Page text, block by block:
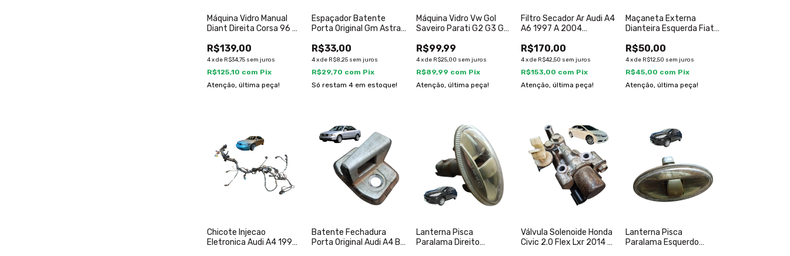
Máquina Vidro Manual
Diant Direita Corsa 96 A
R$139,00
4xde R$34,75 sem juros
R$125,10 com Pix
Atenção, última peça!
Espaçador Batente
Porta Original Gm Astra
R$33,00
4xde R$8,25 sem juros
R$29,70 com Pix
Só restam4 em estoque!
Máquina Vidro Vw Gol
Saveiro Parati G2 G3 Gol
R$99,99
4xde R$25,00 sem juros
R$89,99 com Pix
Atenção, última peça!
Filtro Secador Ar Audi A4
A6 1997 A 2004
R$170,00
4xde R$42,50 sem juros
R$153,00 com Pix
Atenção, última peça!
Maçaneta Externa
Dianteira Esquerda Fiat
R$50,00
4xde R$12,50 sem juros
R$45,00 com Pix
Atenção, última peça!
Chicote Injecao
Eletronica Audi A4 1995
Batente Fechadura
Porta Original Audi A4 B5
Lanterna Pisca
Paralama Direito
Válvula Solenoide Honda
Civic 2.0 Flex Lxr 2014 A
Lanterna Pisca
Paralama Esquerdo